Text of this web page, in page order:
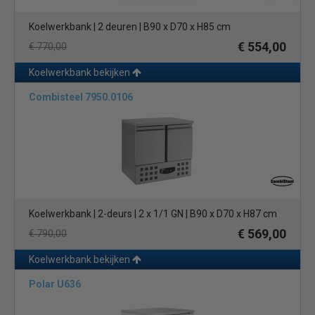
Het aanbod koelwerkbanken is zeer gevarieerd met verschillen
in merken, prijs, design en techniek allemaal geschikt voor
en andere professionele gebruikers. Kiest u bijvoorbeeld voor
een budgetmodel? Dan kan er een verschil zijn met een A
van bijvoorbeeld de scharnieren. Of u nu budget of A merk koopt,
Werkbanken met verschillende soorten
Een koelwerkbank heeft een geforceerde koeling met
ijsvorming ontstaat op de verdamper als gevolg van het koelen.
goede werking van uw koeling zodat uw producten optimaal
Koelwerkbank | 2 deuren | B90 x D70 x H85 cm
€ 770,00
€ 554,00
Koelwerkbank bekijken
Combisteel 7950.0106
Koelwerkbank | 2-deurs | 2 x 1/1 GN | B90 x D70 x H87 cm
€ 790,00
€ 569,00
Koelwerkbank bekijken
Polar U636